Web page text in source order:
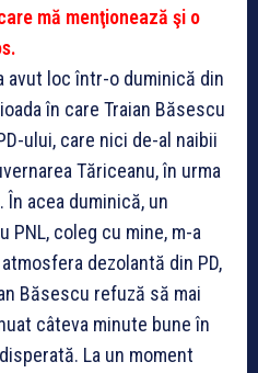
mă menţionează şi o
avut loc într-o duminică din
în care Traian Băsescu
ului, care nici de-al naibii
Tăriceanu, în urma
În acea duminică, un
PNL, coleg cu mine, m-a
dezolantă din PD,
Băsescu refuză să mai
câteva minute bune în
La un moment